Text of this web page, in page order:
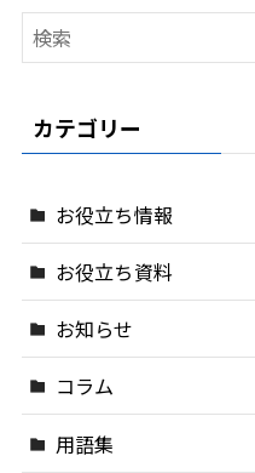
カテゴリー
お役立ち情報
お役立ち資料
お知らせ
コラム
用語集